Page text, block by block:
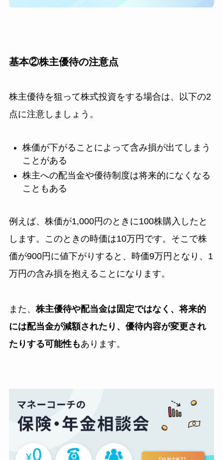
基本②株主優待の注意点
株主優待を狙って株式投資をする場合は、以下の2
点に注意しましょう。
株価が下がることによって含み損が出てしまう
ことがある
株主への配当金や優待制度は将来的になくなる
こともある
例えば、株価が1,000円のときに100株購入したと
します。このときの時価は10万円です。そこで株
価が900円に値下がりすると、時価9万円となり、1
万円の含み損を抱えることになります。
また、株主優待や配当金は固定ではなく、将来的
には配当金が減額されたり、優待内容が変更され
たりする可能性もあります。